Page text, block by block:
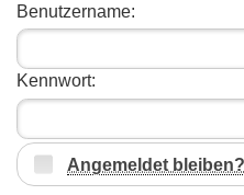
Benutzername:
Kennwort:
Angemeldet bleiben?